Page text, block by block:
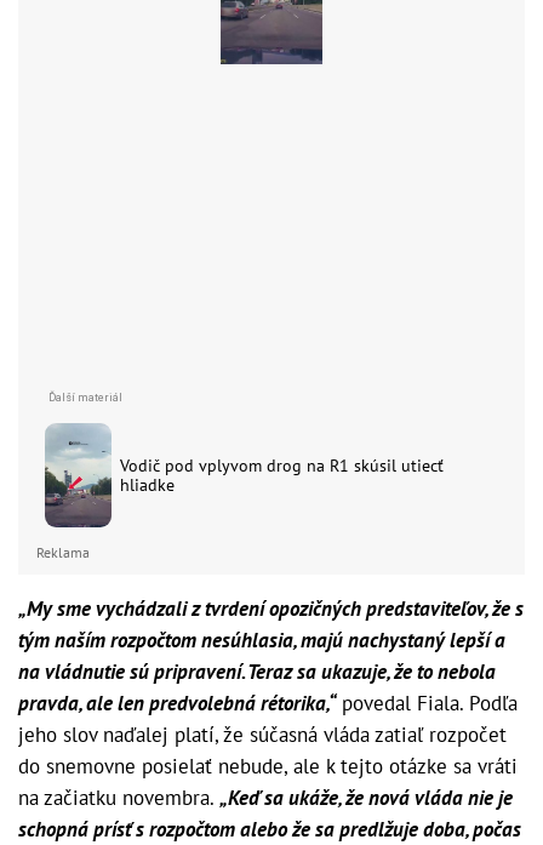
Vodič pod vplyvom drog na R1 skúsil utiecť
hliadke
Reklama
„My sme vychádzali z tvrdení opozičných predstaviteľov, že s
tým naším rozpočtom nesúhlasia, majú nachystaný lepší a
na vládnutie sú pripravení. Teraz sa ukazuje, že to nebola
pravda, ale len predvolebná rétorika,“povedal Fiala. Podľa
jeho slov naďalej platí, že súčasná vláda zatiaľ rozpočet
do snemovne posielať nebude, ale k tejto otázke sa vráti
na začiatku novembra. „Keď sa ukáže, že nová vláda nie je
schopná prísť s rozpočtom alebo že sa predlžuje doba, počas